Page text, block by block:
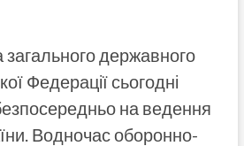
державного
Федерації сьогодні
на ведення
Водночас оборонно-